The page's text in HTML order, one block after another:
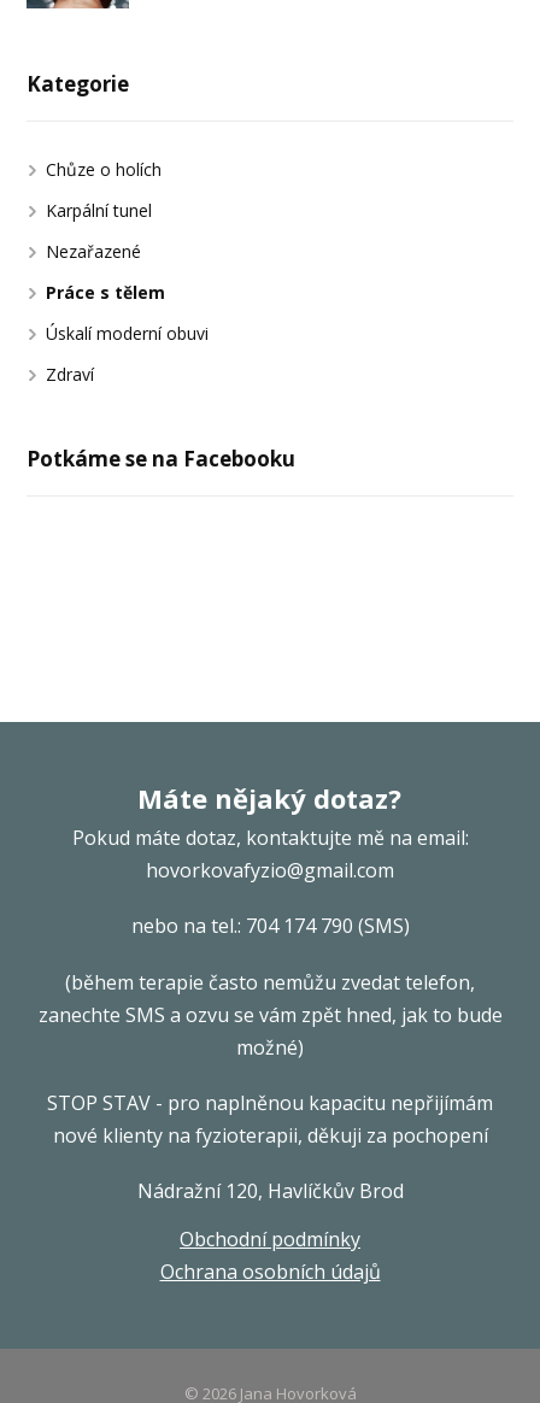
Kategorie
Chůze o holích
Karpální tunel
Nezařazené
Práce s tělem
Úskalí moderní obuvi
Zdraví
Potkáme se na Facebooku
Máte nějaký dotaz?
Pokud máte dotaz, kontaktujte mě na email:
hovorkovafyzio@gmail.com
nebo na tel.: 704 174 790 (SMS)
(během terapie často nemůžu zvedat telefon,
zanechte SMS a ozvu se vám zpět hned, jak to bude
možné)
STOP STAV - pro naplněnou kapacitu nepřijímám
nové klienty na fyzioterapii, děkuji za pochopení
Nádražní 120, Havlíčkův Brod
Obchodní podmínky
Ochrana osobních údajů
© 2026 Jana Hovorková